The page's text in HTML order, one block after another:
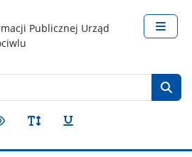
Publicznej Urząd